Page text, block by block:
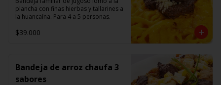
plancha con finas hierbas y tallarines a
la huancaína. Para 4 a 5 personas.
$39.000
Bandeja de arroz chaufa 3
sabores